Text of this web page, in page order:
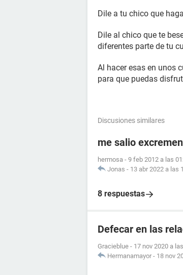
Dile a tu chico que
Dile al chico que te
diferentes parte de tu
Al hacer esas en unos
para que puedas
Discusiones similares
me salio
hermosa - 9 feb 2012 a las
Jonas - 13 abr 2022 a las
8 respuestas
Defecar en las
Gracieblue - 17 nov 2020 a
Hermanamayor - 18 nov